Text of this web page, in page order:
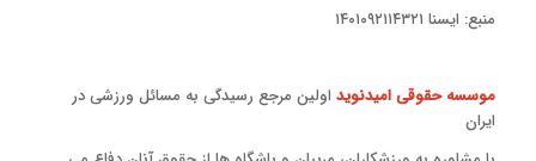
منبع: ایسنا ۱۴۰۱۰۹۲۱۱۴۳۲۱
موسسه حقوقی امیدنویداولین مرجع رسیدگی به مسائل ورزشی در
ایران